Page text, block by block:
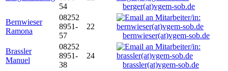
54
berger(at)vgem-sob.de
Bernwieser
Ramona
08252
8951-
57
22
bernwieser(at)vgem-sob.de
Brassler
Manuel
08252
8951-
38
24
brassler(at)vgem-sob.de